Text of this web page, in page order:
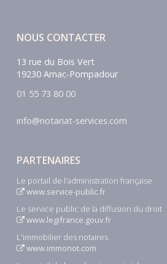
NOUS CONTACTER
13 rue du Bois Vert
19230 Arnac-Pompadour
01 55 73 80 00
info@notariat-services.com
PARTENAIRES
Le portail de l'administration française
www.service-public.fr
Le service public de la diffusion du droit
www.legifrance.gouv.fr
L'immobilier des notaires
www.immonot.com